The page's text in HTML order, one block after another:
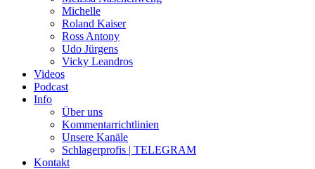
Michelle
Roland Kaiser
Ross Antony
Udo Jürgens
Vicky Leandros
Videos
Podcast
Info
Über uns
Kommentarrichtlinien
Unsere Kanäle
Schlagerprofis | TELEGRAM
Kontakt